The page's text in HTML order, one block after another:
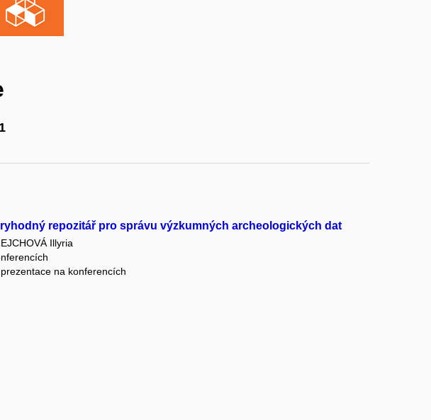
repozitář pro správu výzkumných archeologických dat
Illyria
na konferencích